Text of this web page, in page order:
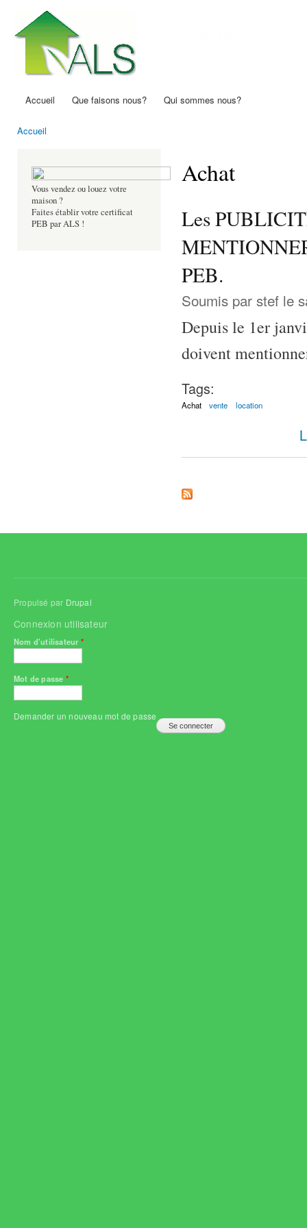
Menu principal
Accueil Que faisons nous? Qui sommes nous?
Accueil
Vous vendez ou louez votre
maison ?
Faites établir votre certificat
PEB par ALS !
Achat
Les
PEB.
Soumis par stef le
Depuis le 1er
doivent
Tags:
Achat vente location
Propulsé par Drupal
Connexion utilisateur
Nom d'utilisateur *
Mot de passe *
Demander un nouveau mot de passe